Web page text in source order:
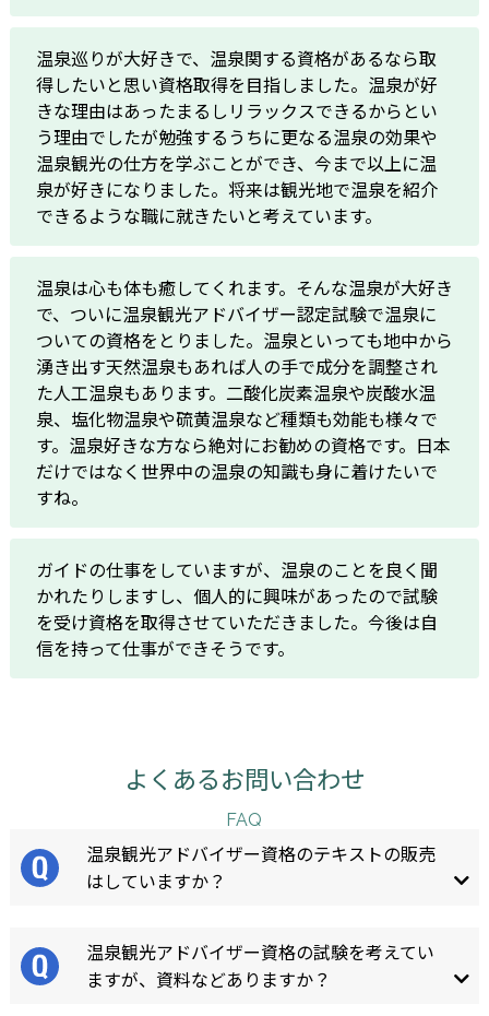
温泉巡りが大好きで、温泉関する資格があるなら取
得したいと思い資格取得を目指しました。温泉が好
きな理由はあったまるしリラックスできるからとい
う理由でしたが勉強するうちに更なる温泉の効果や
温泉観光の仕方を学ぶことができ、今まで以上に温
泉が好きになりました。将来は観光地で温泉を紹介
できるような職に就きたいと考えています。
温泉は心も体も癒してくれます。そんな温泉が大好き
で、ついに温泉観光アドバイザー認定試験で温泉に
ついての資格をとりました。温泉といっても地中から
湧き出す天然温泉もあれば人の手で成分を調整され
た人工温泉もあります。二酸化炭素温泉や炭酸水温
泉、塩化物温泉や硫黄温泉など種類も効能も様々で
す。温泉好きな方なら絶対にお勧めの資格です。日本
だけではなく世界中の温泉の知識も身に着けたいで
すね。
ガイドの仕事をしていますが、温泉のことを良く聞
かれたりしますし、個人的に興味があったので試験
を受け資格を取得させていただきました。今後は自
信を持って仕事ができそうです。
よくあるお問い合わせ
FAQ
温泉観光アドバイザー資格のテキストの販売
はしていますか？
温泉観光アドバイザー資格の試験を考えてい
ますが、資料などありますか？